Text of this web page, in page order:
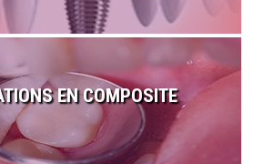
EN COMPOSITE